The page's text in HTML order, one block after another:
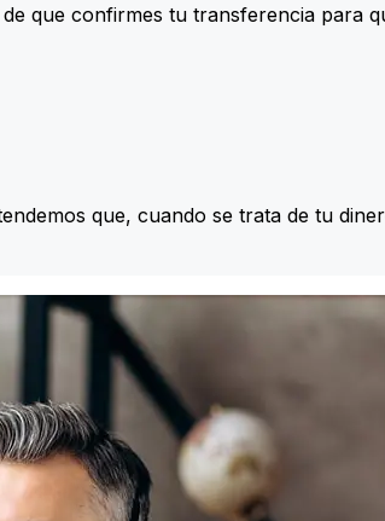
que confirmes tu transferencia para
que, cuando se trata de tu